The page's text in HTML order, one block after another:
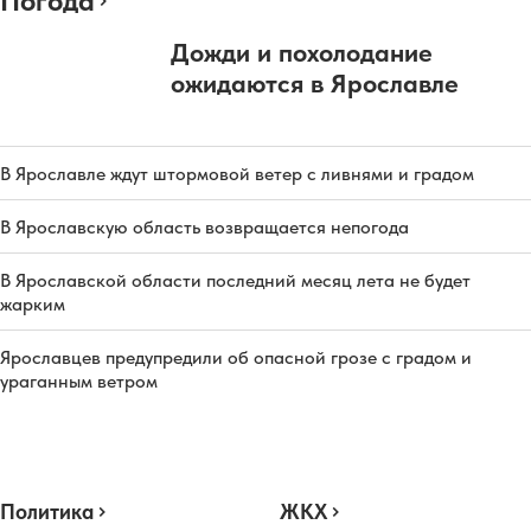
Дожди и похолодание
ожидаются в Ярославле
В Ярославле ждут штормовой ветер с ливнями и градом
В Ярославскую область возвращается непогода
В Ярославской области последний месяц лета не будет
жарким
Ярославцев предупредили об опасной грозе с градом и
ураганным ветром
Политика ЖКХ